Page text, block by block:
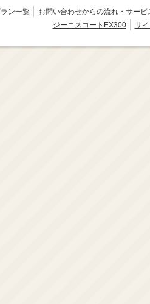
ン一覧 お問い合わせからの流れ・サービ
ジーニスコートEX300
サ